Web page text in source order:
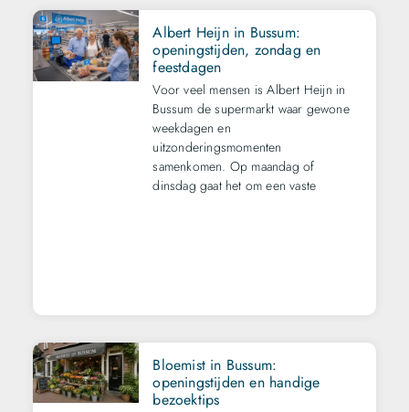
Albert Heijn in Bussum:
openingstijden, zondag en
feestdagen
Voor veel mensen is Albert Heijn in
Bussum de supermarkt waar gewone
weekdagen en
uitzonderingsmomenten
samenkomen. Op maandag of
dinsdag gaat het om een vaste
Bloemist in Bussum:
openingstijden en handige
bezoektips